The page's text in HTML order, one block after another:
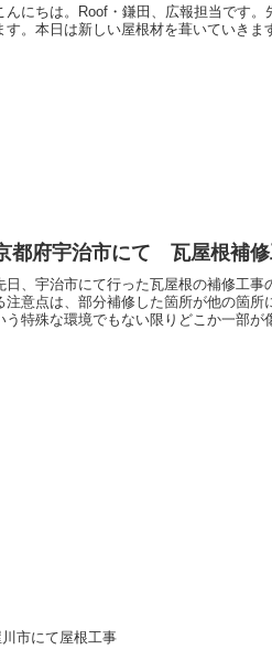
んにちは。Roof・鎌田、広報担当です
す。本日は新しい屋根材を葺いていきま
都府宇治市にて 瓦屋根補
日、宇治市にて行った瓦屋根の補修工
注意点は、部分補修した箇所が他の箇
う特殊な環境でもない限りどこか一部が
市にて屋根工事